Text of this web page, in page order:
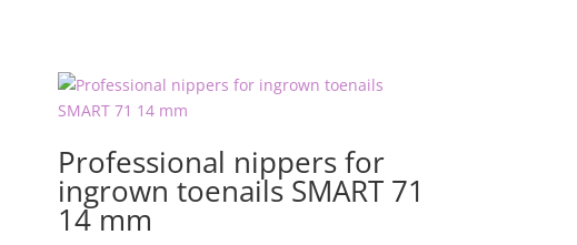
Professional nippers for
ingrown toenails SMART 71
14 mm